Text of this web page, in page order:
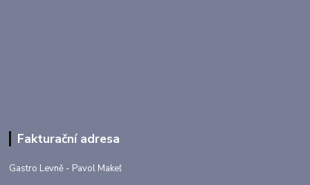
Fakturační adresa
Gastro Levně - Pavol Makeľ